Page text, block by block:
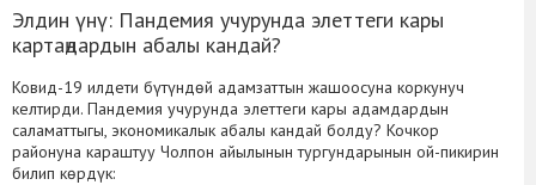
Элдин үнү: Пандемия учурунда элеттеги кары
картаңдардын абалы кандай?
Ковид-19 илдети бүтүндөй адамзаттын жашоосуна коркунуч
келтирди. Пандемия учурунда элеттеги кары адамдардын
саламаттыгы, экономикалык абалы кандай болду? Кочкор
районуна караштуу Чолпон айылынын тургундарынын ой-пикирин
билип көрдүк: